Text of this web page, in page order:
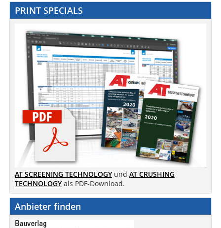
PRINT SPECIALS
AT SCREENING TECHNOLOGY und AT CRUSHING
TECHNOLOGY als PDF-Download.
Anbieter finden